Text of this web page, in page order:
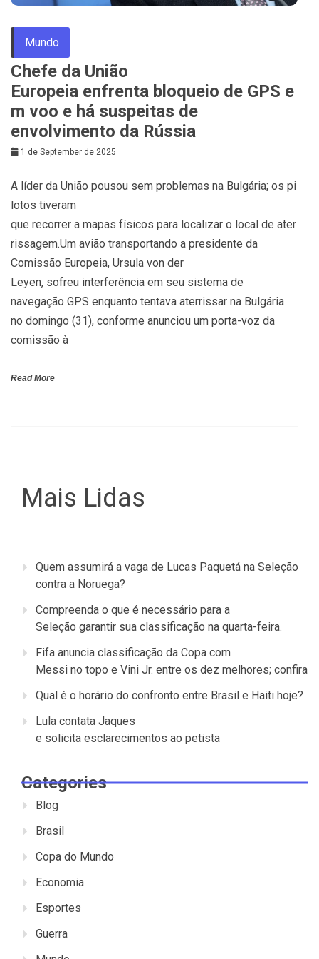
Mundo
Chefe da União
Europeia enfrenta bloqueio de GPS e
m voo e há suspeitas de
envolvimento da Rússia
1 de September de 2025
A líder da União pousou sem problemas na Bulgária; os pi
lotos tiveram
que recorrer a mapas físicos para localizar o local de ater
rissagem.Um avião transportando a presidente da
Comissão Europeia, Ursula von der
Leyen, sofreu interferência em seu sistema de
navegação GPS enquanto tentava aterrissar na Bulgária
no domingo (31), conforme anunciou um porta-voz da
comissão à
Read More
Mais Lidas
Quem assumirá a vaga de Lucas Paquetá na Seleção
contra a Noruega?
Compreenda o que é necessário para a
Seleção garantir sua classificação na quarta-feira.
Fifa anuncia classificação da Copa com
Messi no topo e Vini Jr. entre os dez melhores; confira
Qual é o horário do confronto entre Brasil e Haiti hoje?
Lula contata Jaques
e solicita esclarecimentos ao petista
Categories
Blog
Brasil
Copa do Mundo
Economia
Esportes
Guerra